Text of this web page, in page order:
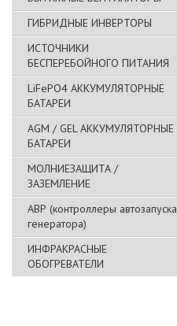
ГИБРИДНЫЕ ИНВЕРТОРЫ
ИСТОЧНИКИ
БЕСПЕРЕБОЙНОГО ПИТАНИЯ
LiFePO4 АККУМУЛЯТОРНЫЕ
БАТАРЕИ
AGM / GEL АККУМУЛЯТОРНЫЕ
БАТАРЕИ
МОЛНИЕЗАЩИТА /
ЗАЗЕМЛЕНИЕ
АВР (контроллеры автозапуска
генератора)
ИНФРАКРАСНЫЕ
ОБОГРЕВАТЕЛИ